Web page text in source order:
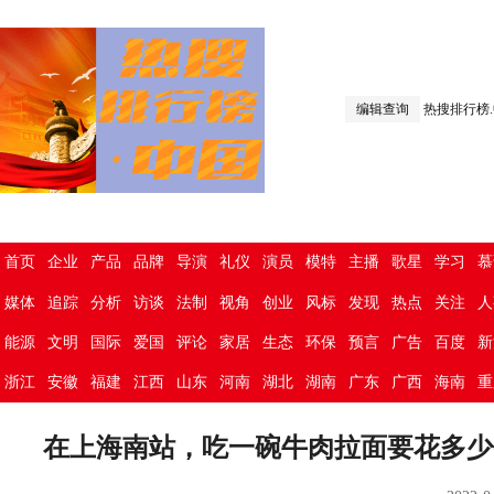
编辑查询 热搜排行榜
首页 企业 产品 品牌 导演 礼仪 演员 模特 主播 歌星 学习
媒体 追踪 分析 访谈 法制 视角 创业 风标 发现 热点 关注
能源 文明 国际 爱国 评论 家居 生态 环保 预言 广告 百度
浙江 安徽 福建 江西 山东 河南 湖北 湖南 广东 广西 海南
在上海南站，吃一碗牛肉拉面要花多